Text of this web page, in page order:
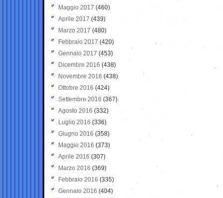
Maggio 2017 (460)
Aprile 2017 (439)
Marzo 2017 (480)
Febbraio 2017 (420)
Gennaio 2017 (453)
Dicembre 2016 (438)
Novembre 2016 (438)
Ottobre 2016 (424)
Settembre 2016 (367)
Agosto 2016 (332)
Luglio 2016 (336)
Giugno 2016 (358)
Maggio 2016 (373)
Aprile 2016 (307)
Marzo 2016 (369)
Febbraio 2016 (335)
Gennaio 2016 (404)